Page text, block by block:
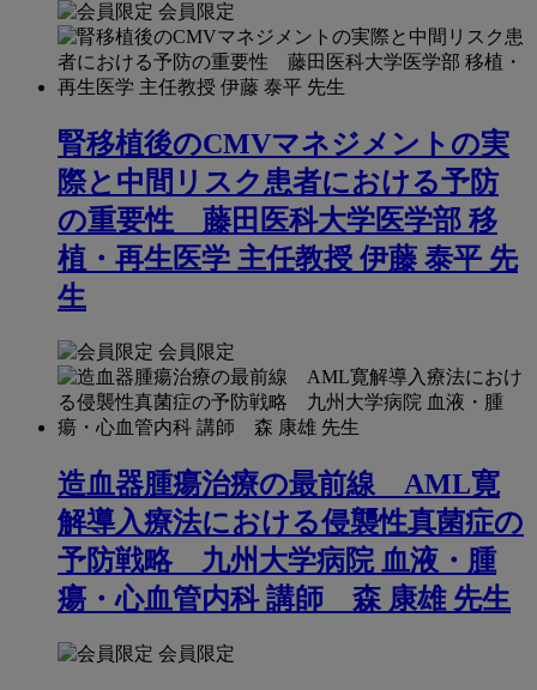
会員限定
腎移植後のCMVマネジメントの実
際と中間リスク患者における予防
の重要性 藤田医科大学医学部 移
植・再生医学 主任教授 伊藤 泰平 先
生
会員限定
造血器腫瘍治療の最前線 AML寛
解導入療法における侵襲性真菌症の
予防戦略 九州大学病院 血液・腫
瘍・心血管内科 講師 森 康雄 先生
会員限定